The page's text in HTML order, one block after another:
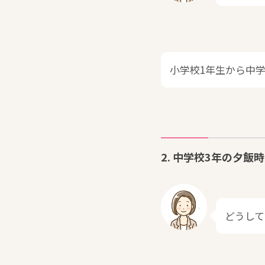
小学校1年生から中
2. 中学校3年の夕飯
どうし